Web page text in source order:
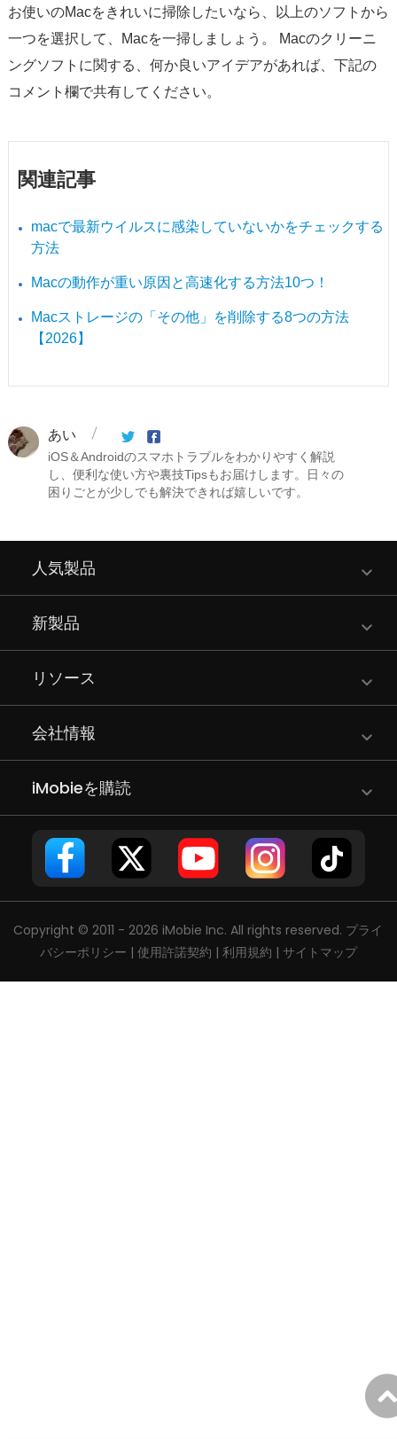
お使いのMacをきれいに掃除したいなら、以上のソフトから
一つを選択して、Macを一掃しましょう。 Macのクリーニ
ングソフトに関する、何か良いアイデアがあれば、下記の
コメント欄で共有してください。
関連記事
macで最新ウイルスに感染していないかをチェックする
方法
Macの動作が重い原因と高速化する方法10つ！
Macストレージの「その他」を削除する8つの方法
【2026】
あい
iOS＆Androidのスマホトラブルをわかりやすく解説
し、便利な使い方や裏技Tipsもお届けします。日々の
困りごとが少しでも解決できれば嬉しいです。
人気製品
新製品
リソース
会社情報
iMobieを購読
Copyright © 2011 - 2026 iMobie Inc. All rights reserved. プライ
バシーポリシー | 使用許諾契約 | 利用規約 | サイトマップ